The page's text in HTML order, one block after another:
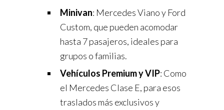
Minivan: Mercedes Viano y Ford
Custom, que pueden acomodar
hasta 7 pasajeros, ideales para
grupos o familias.
Vehículos Premium y VIP: Como
el Mercedes Clase E, para esos
traslados más exclusivos y